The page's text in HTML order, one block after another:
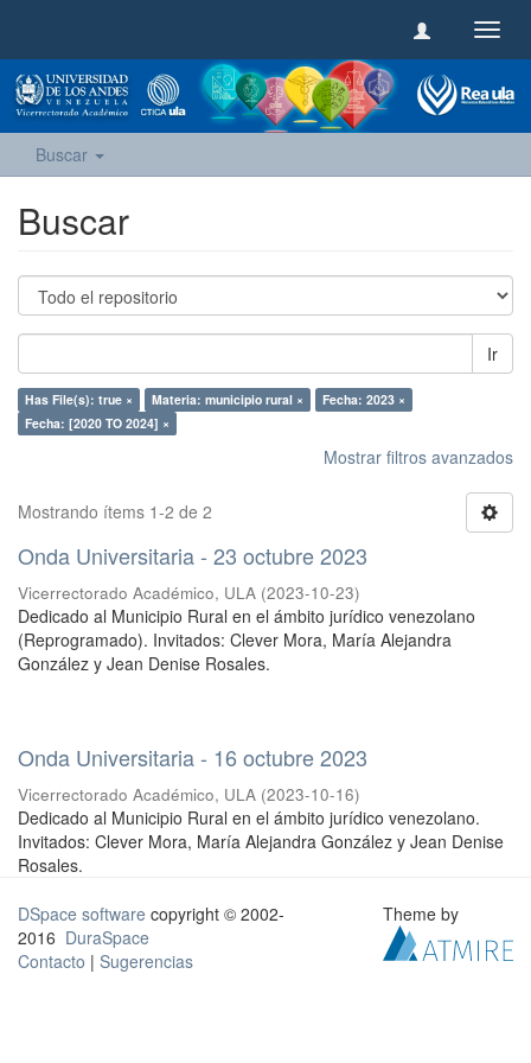
Buscar
Buscar
Ir
Has File(s): true × Materia: municipio rural ×
Fecha: 2023 ×
Fecha: [2020 TO 2024] ×
Mostrar filtros avanzados
Mostrando ítems 1-2 de 2
Onda Universitaria - 23 octubre 2023
Vicerrectorado Académico, ULA (2023-10-23)
Dedicado al Municipio Rural en el ámbito jurídico venezolano
(Reprogramado). Invitados: Clever Mora, María Alejandra
González y Jean Denise Rosales.
Onda Universitaria - 16 octubre 2023
Vicerrectorado Académico, ULA (2023-10-16)
Dedicado al Municipio Rural en el ámbito jurídico venezolano.
Invitados: Clever Mora, María Alejandra González y Jean Denise
Rosales.
DSpace software copyright © 2002-
2016 DuraSpace
Contacto | Sugerencias
Theme by